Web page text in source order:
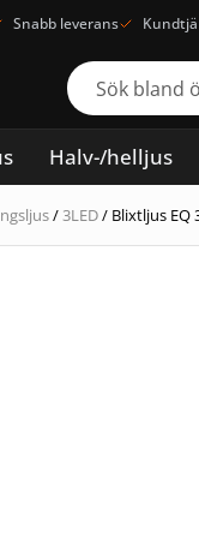
Snabb leverans
Halv-/helljus
/ 3LED/ Blixtljus EQ